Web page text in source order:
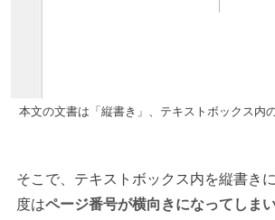
本文の文書は「縦書き」、テキストボックス内
そこで、テキストボックス内を縦書き
度はページ番号が横向きになってしまい